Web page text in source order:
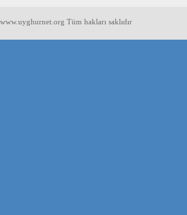
www.uyghurnet.org Tüm hakları saklıdır